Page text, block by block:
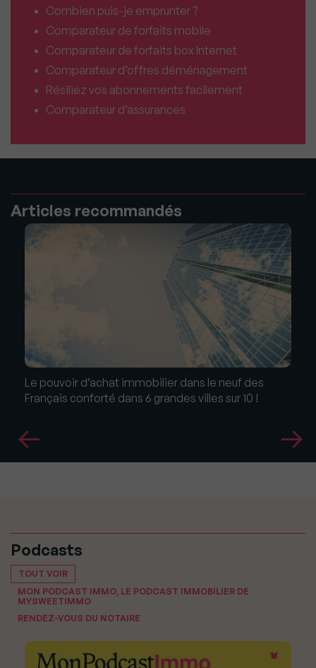
Combien puis-je emprunter ?
Comparateur de forfaits mobile
Comparateur de forfaits box Internet
Comparateur d’offres déménagement
Résiliez vos abonnements facilement
Comparateur d’assurances
Articles recommandés
Le pouvoir d’achat immobilier dans le neuf des
Français conforté dans 6 grandes villes sur 10 !
Podcasts
TOUT VOIR
MON PODCAST IMMO, LE PODCAST IMMOBILIER DE
MYSWEETIMMO
RENDEZ-VOUS DU NOTAIRE